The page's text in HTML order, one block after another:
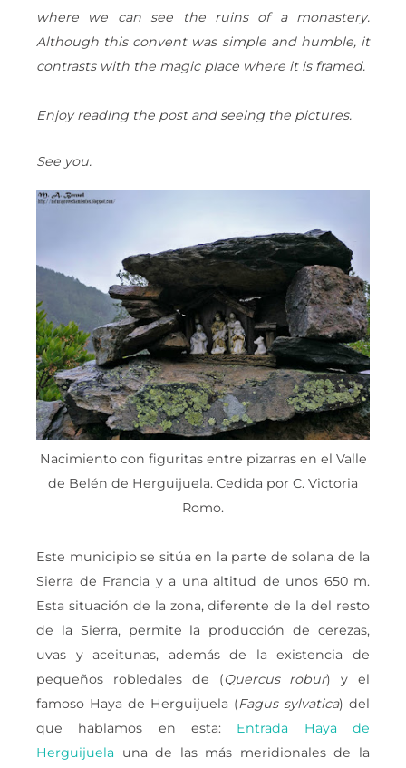
where we can see the ruins of a monastery.
Although this convent was simple and humble, it
contrasts with the magic place where it is framed.
Enjoy reading the post and seeing the pictures.
See you.
Nacimiento con figuritas entre pizarras en el Valle
de Belén de Herguijuela. Cedida por C. Victoria
Romo.
Este municipio se sitúa en la parte de solana de la
Sierra de Francia y a una altitud de unos 650 m.
Esta situación de la zona, diferente de la del resto
de la Sierra, permite la producción de cerezas,
uvas y aceitunas, además de la existencia de
pequeños robledales de (Quercus robur) y el
famoso Haya de Herguijuela (Fagus sylvatica) del
que hablamos en esta: Entrada Haya de
Herguijuela una de las más meridionales de la